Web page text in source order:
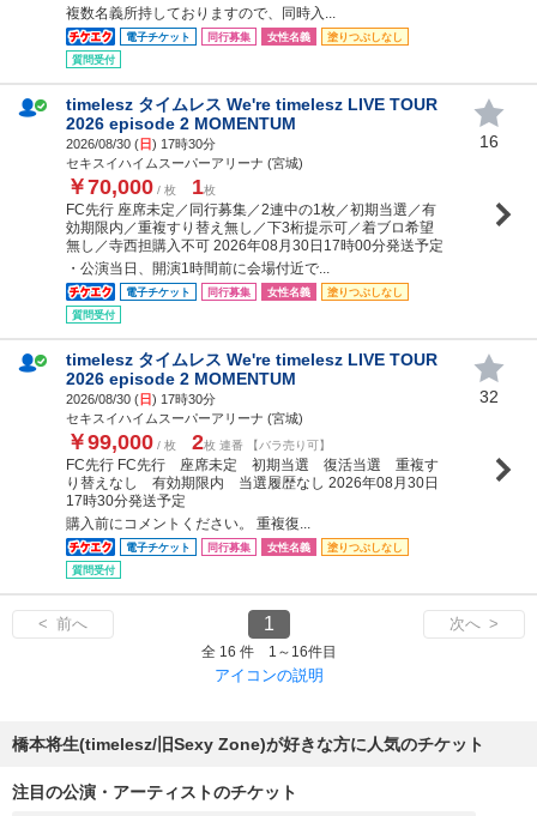
複数名義所持しておりますので、同時入...
電子チケット 同行募集 女性名義
塗りつぶしなし
質問受付
timelesz タイムレス We're timelesz LIVE TOUR
2026 episode 2 MOMENTUM
2026/08/30 (日) 17時30分
セキスイハイムスーパーアリーナ (宮城)
￥70,000 / 枚 1枚
FC先行 座席未定／同行募集／2連中の1枚／初期当選／有
効期限内／重複すり替え無し／下3桁提示可／着ブロ希望
無し／寺西担購入不可 2026年08月30日17時00分発送予定
・公演当日、開演1時間前に会場付近で...
電子チケット 同行募集 女性名義
塗りつぶしなし
質問受付
16
timelesz タイムレス We're timelesz LIVE TOUR
2026 episode 2 MOMENTUM
2026/08/30 (日) 17時30分
セキスイハイムスーパーアリーナ (宮城)
￥99,000 / 枚 2枚 連番 【バラ売り可】
FC先行 FC先行 座席未定 初期当選 復活当選 重複す
り替えなし 有効期限内 当選履歴なし 2026年08月30日
17時30分発送予定
購入前にコメントください。 重複復...
電子チケット 同行募集 女性名義
塗りつぶしなし
質問受付
32
< 前へ 1 次へ >
全 16 件 1～16件目
アイコンの説明
橋本将生(timelesz/旧Sexy Zone)が好きな方に人気のチケット
注目の公演・アーティストのチケット